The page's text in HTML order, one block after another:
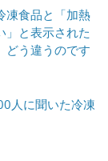
凍食品と「加熱
」と表示された
どう違うのです
人に聞いた冷凍